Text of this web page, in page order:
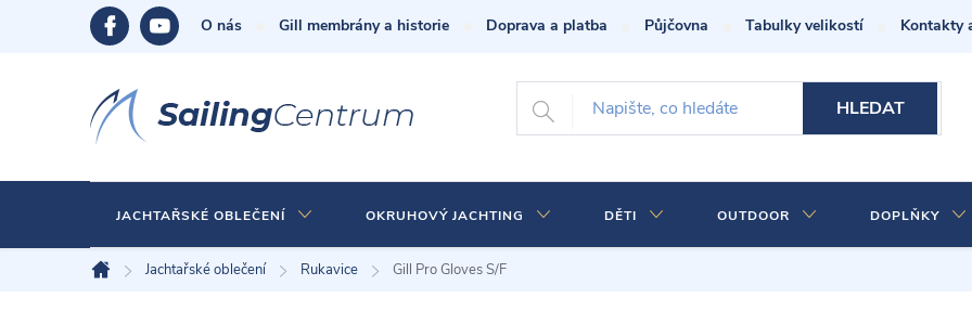
O nás Gill membrány a historie Doprava a platba Půjčovna Tabulky velikostí Kontakty
HLEDAT
JACHTAŘSKÉ OBLEČENÍ OKRUHOVÝ JACHTING DĚTI OUTDOOR DOPLŇKY
Domů
Jachtařské oblečení Rukavice Gill Pro Gloves S/F